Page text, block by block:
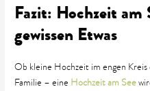
Fazit: Hochzeit am
gewissen Etwas
Ob kleine Hochzeit im engen
Familie – eine Hochzeit am See